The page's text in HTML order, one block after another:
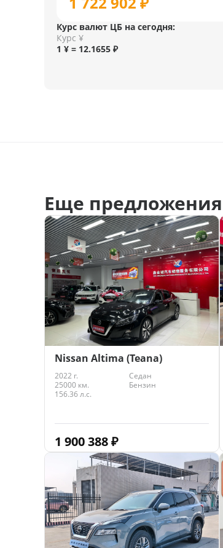
Курс валют ЦБ на сегодня:
Курс ¥
1 ¥ = 12.1655 ₽
Еще
Nissan Altima (Teana)
2022 г.
Седан
25000 км.
Бензин
156.36 л.с.
1 900 388₽